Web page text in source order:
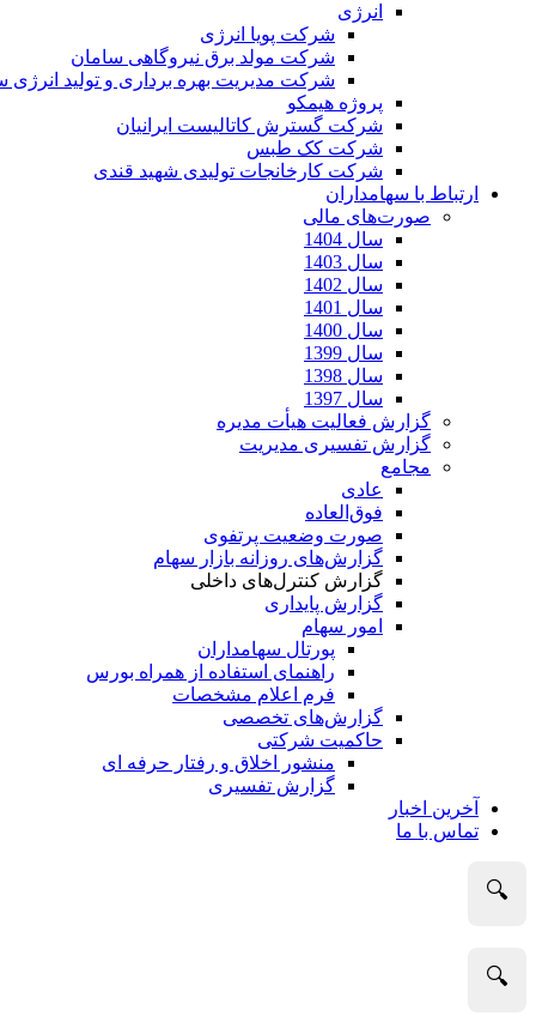
انرژی
شرکت پویا انرژی
شرکت مولد برق نیروگاهی سامان
شرکت مدیریت بهره برداری و تولید انرژی
پروژه هیمکو
شرکت گسترش کاتالیست ایرانیان
شرکت کک طبس
شرکت کارخانجات تولیدی شهید قندی
ارتباط با سهامداران
صورت‌های مالی
سال 1404
سال 1403
سال 1402
سال 1401
سال 1400
سال 1399
سال 1398
سال 1397
گزارش فعالیت هیأت مدیره
گزارش تفسیری مدیریت
مجامع
عادی
فوق‌العاده
صورت وضعیت پرتفوی
گزارش‌های روزانه بازار سهام
گزارش کنترل‌های داخلی
گزارش پایداری
امور سهام
پورتال سهامداران
راهنمای استفاده از همراه بورس
فرم اعلام مشخصات
گزارش‌های تخصصی
حاکمیت شرکتی
منشور اخلاق و رفتار حرفه­ ای
گزارش تفسیری
آخرین اخبار
تماس با ما
🔍
🔍